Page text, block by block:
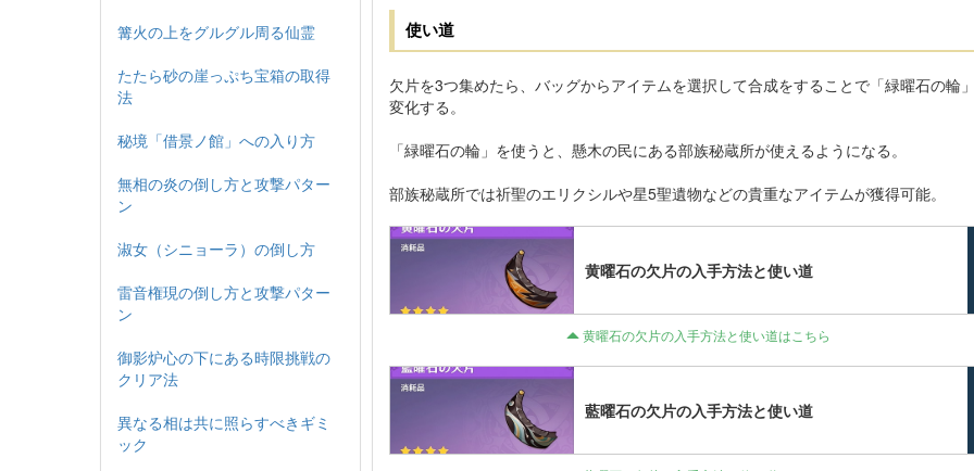
篝火の上をグルグル周る仙霊
たたら砂の崖っぷち宝箱の取得
法
秘境「借景ノ館」への入り方
無相の炎の倒し方と攻撃パター
ン
淑女（シニョーラ）の倒し方
雷音権現の倒し方と攻撃パター
ン
御影炉心の下にある時限挑戦の
クリア法
異なる相は共に照らすべきギミ
ック
使い道
欠片を3つ集めたら、バッグからアイテムを選択して合成をすることで「緑曜石の輪
変化する。
「緑曜石の輪」を使うと、懸木の民にある部族秘蔵所が使えるようになる。
部族秘蔵所では祈聖のエリクシルや星5聖遺物などの貴重なアイテムが獲得可能。
黄曜石の欠片の入手方法と使い道
黄曜石の欠片の入手方法と使い道はこちら
藍曜石の欠片の入手方法と使い道